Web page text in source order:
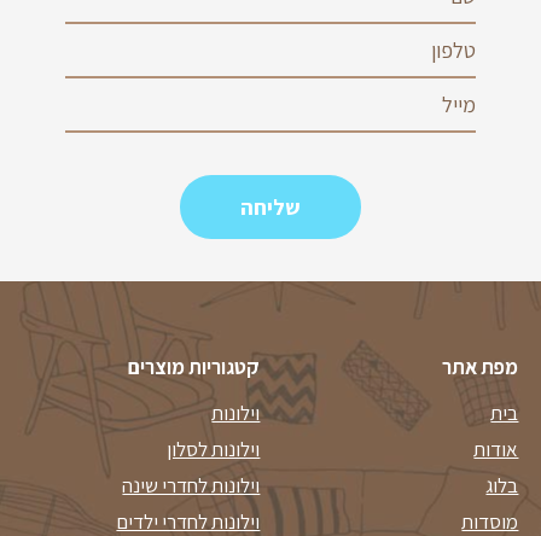
מפת אתר
בית
אודות
בלוג
מוסדות
קטגוריות מוצרים
וילונות
וילונות לסלון
וילונות לחדרי שינה
וילונות לחדרי ילדים